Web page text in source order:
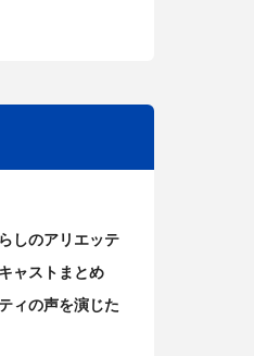
しのアリエッテ
ャストまとめ
ィの声を演じた